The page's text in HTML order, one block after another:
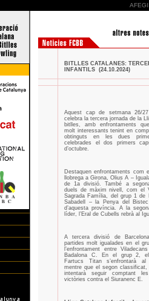
BITLLES CATALANES:
INFANTILS (24.10.2024)
Aquest cap de setmana 26/
celebra la tercera jornada de la
bitlles, amb enfrontaments
molt interessants tenint en
obtinguts en les dues
celebrades el dos primers
d’octubre.
Destaquen enfrontaments com
llobrega a Girona, Olius A –
de 1a divisió. També a
duels de màxim nivell, com el
Sagrada Família, del grup 1 de
Sabadell – la Penya del
d’aquesta província. A la
líder, l’Eral de Cubells rebrà al
A tercera divisió de
partides molt igualades en el
l’enfrontament entre
Badalona C. En el grup 2,
Fartucs Titan s’enfrontarà
mentre que el segon classificat,
intentarà seguir comptant
victòries contra el Siuranenc E.